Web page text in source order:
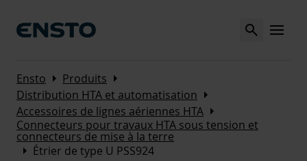
Search MENU
Ensto Arrow_right Produits Arrow_right
Distribution HTA et automatisation Arrow_right
Accessoires de lignes aériennes HTA Arrow_right
Connecteurs pour travaux HTA sous tension et
connecteurs de mise à la terre
Arrow_right Étrier de type U PSS924